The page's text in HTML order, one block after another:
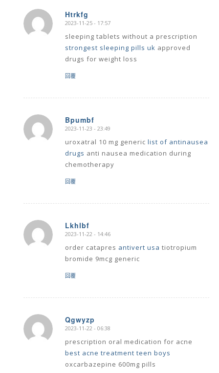
Htrkfg
says:
2023-11-25 - 17:57
sleeping tablets without a prescription
strongest sleeping pills uk approved
drugs for weight loss
回覆
Bpumbf
says:
2023-11-23 - 23:49
uroxatral 10 mg generic list of antinausea
drugs anti nausea medication during
chemotherapy
回覆
Lkhlbf
says:
2023-11-22 - 14:46
order catapres antivert usa tiotropium
bromide 9mcg generic
回覆
Qgwyzp
says:
2023-11-22 - 06:38
prescription oral medication for acne
best acne treatment teen boys
oxcarbazepine 600mg pills